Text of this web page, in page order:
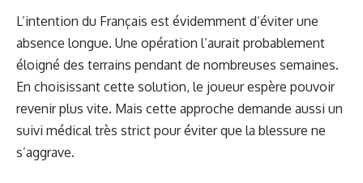
L’intention du Français est évidemment d’éviter une
absence longue. Une opération l’aurait probablement
éloigné des terrains pendant de nombreuses semaines.
En choisissant cette solution, le joueur espère pouvoir
revenir plus vite. Mais cette approche demande aussi un
suivi médical très strict pour éviter que la blessure ne
s’aggrave.